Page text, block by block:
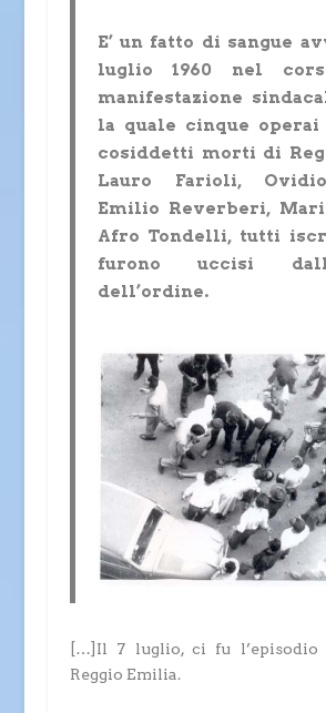
E’ un fatto di sangue
luglio 1960 nel
manifestazione
la quale cinque
cosiddetti morti di
Lauro Farioli,
Emilio Reverberi,
Afro Tondelli, tutti
furono uccisi
dell’ordine.
[…]Il 7 luglio, ci fu l’episodio
Reggio Emilia.